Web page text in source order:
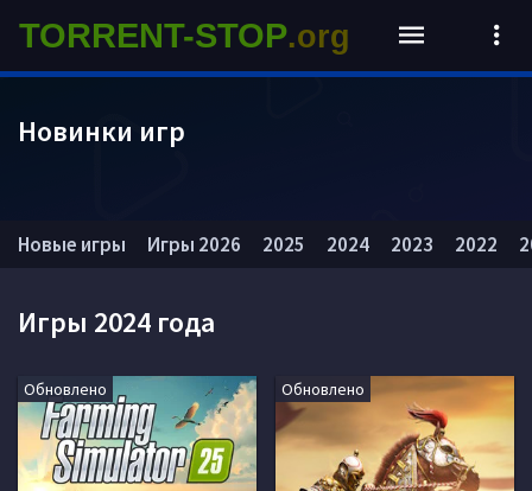
Игры 2024 года
Обновлено Обновлено
Новые игры Игры 2026 2025 2024 2023 2022
TORRENT-STOP.org
Новинки игр